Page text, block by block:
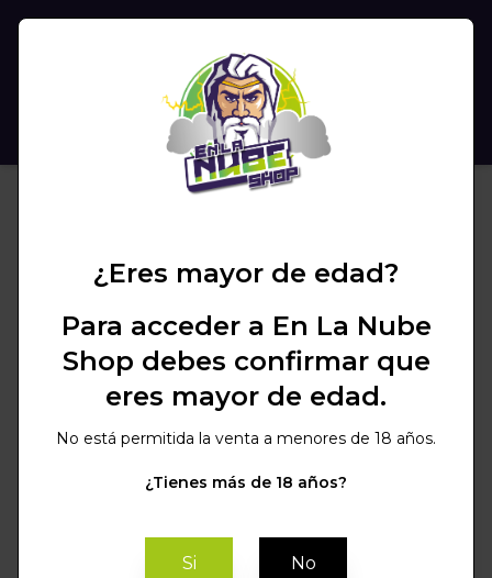
¿Eres mayor de edad?
Para acceder a En La Nube
Shop debes confirmar que
eres mayor de edad.
No está permitida la venta a menores de 18 años.
¿Tienes más de 18 años?
Si No